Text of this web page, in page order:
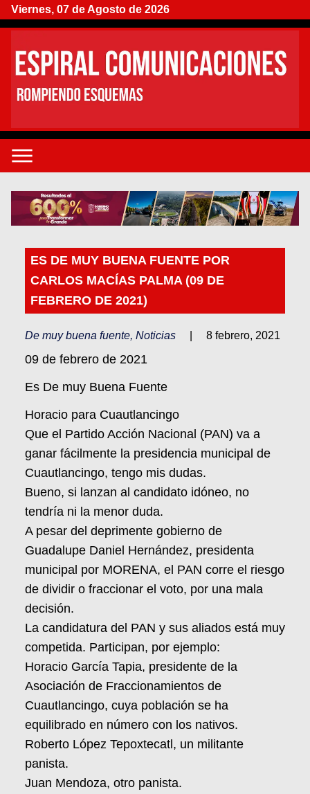
Viernes, 07 de Agosto de 2026
ES DE MUY BUENA FUENTE POR
CARLOS MACÍAS PALMA (09 DE
FEBRERO DE 2021)
De muy buena fuente, Noticias 8 febrero, 2021
09 de febrero de 2021
Es De muy Buena Fuente
Horacio para Cuautlancingo
Que el Partido Acción Nacional (PAN) va a
ganar fácilmente la presidencia municipal de
Cuautlancingo, tengo mis dudas.
Bueno, si lanzan al candidato idóneo, no
tendría ni la menor duda.
A pesar del deprimente gobierno de
Guadalupe Daniel Hernández, presidenta
municipal por MORENA, el PAN corre el riesgo
de dividir o fraccionar el voto, por una mala
decisión.
La candidatura del PAN y sus aliados está muy
competida. Participan, por ejemplo:
Horacio García Tapia, presidente de la
Asociación de Fraccionamientos de
Cuautlancingo, cuya población se ha
equilibrado en número con los nativos.
Roberto López Tepoxtecatl, un militante
panista.
Juan Mendoza, otro panista.